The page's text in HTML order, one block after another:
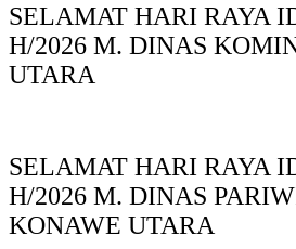
SELAMAT HARI RAYA
H/2026 M. DINAS
UTARA
SELAMAT HARI RAYA
H/2026 M. DINAS
KONAWE UTARA